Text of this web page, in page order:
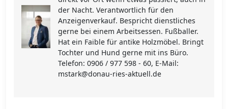
der Nacht. Verantwortlich für den
Anzeigenverkauf. Bespricht dienstliches
gerne bei einem Arbeitsessen. Fußballer.
Hat ein Faible für antike Holzmöbel. Bringt
Tochter und Hund gerne mit ins Büro.
Telefon: 0906 / 977 598 - 60, E-Mail:
mstark@donau-ries-aktuell.de